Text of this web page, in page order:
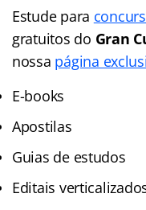
Estude para
gratuitos do Gran
nossa página
E-books
Apostilas
Guias de estudos
Editais